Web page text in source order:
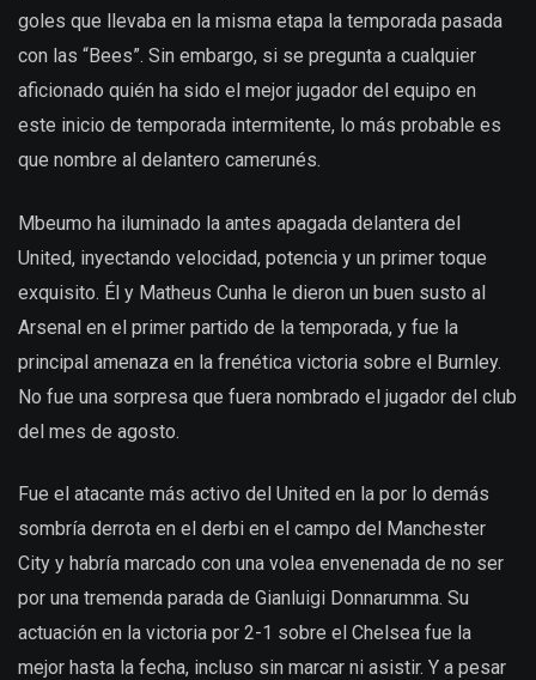
goles que llevaba en la misma etapa la temporada pasada
con las “Bees”. Sin embargo, si se pregunta a cualquier
aficionado quién ha sido el mejor jugador del equipo en
este inicio de temporada intermitente, lo más probable es
que nombre al delantero camerunés.
Mbeumo ha iluminado la antes apagada delantera del
United, inyectando velocidad, potencia y un primer toque
exquisito. Él y Matheus Cunha le dieron un buen susto al
Arsenal en el primer partido de la temporada, y fue la
principal amenaza en la frenética victoria sobre el Burnley.
No fue una sorpresa que fuera nombrado el jugador del club
del mes de agosto.
Fue el atacante más activo del United en la por lo demás
sombría derrota en el derbi en el campo del Manchester
City y habría marcado con una volea envenenada de no ser
por una tremenda parada de Gianluigi Donnarumma. Su
actuación en la victoria por 2-1 sobre el Chelsea fue la
mejor hasta la fecha, incluso sin marcar ni asistir. Y a pesar